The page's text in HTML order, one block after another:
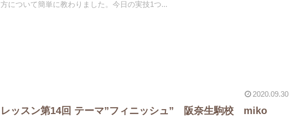
方について簡単に教わりました。今日の実技1つ...
2020.09.30
レッスン第14回 テーマ”フィニッシュ” 阪奈生駒校 miko